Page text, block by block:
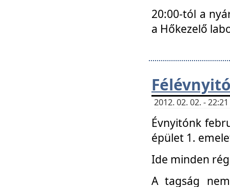
20:00-tól a
a Hőkezelő
2012. 02. 02. -
Évnyitónk
épület 1.
Ide minden
A tagság